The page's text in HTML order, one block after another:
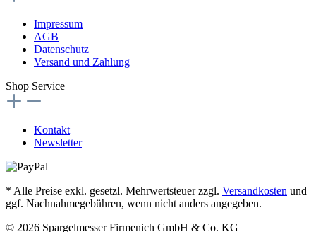
Impressum
AGB
Datenschutz
Versand und Zahlung
Shop Service
Kontakt
Newsletter
* Alle Preise exkl. gesetzl. Mehrwertsteuer zzgl. Versandkosten und
ggf. Nachnahmegebühren, wenn nicht anders angegeben.
© 2026 Spargelmesser Firmenich GmbH & Co. KG